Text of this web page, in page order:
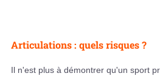
Articulations : quels risques ?
Il n'est plus à démontrer qu'un sport